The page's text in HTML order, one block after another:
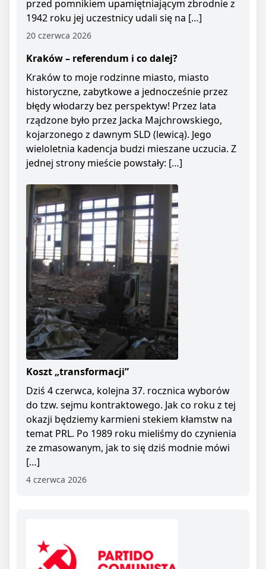
przed pomnikiem upamiętniającym zbrodnie z
1942 roku jej uczestnicy udali się na […]
20 czerwca 2026
Kraków – referendum i co dalej?
Kraków to moje rodzinne miasto, miasto
historyczne, zabytkowe a jednocześnie przez
błędy włodarzy bez perspektyw! Przez lata
rządzone było przez Jacka Majchrowskiego,
kojarzonego z dawnym SLD (lewicą). Jego
wieloletnia kadencja budzi mieszane uczucia. Z
jednej strony mieście powstały: […]
Koszt „transformacji”
Dziś 4 czerwca, kolejna 37. rocznica wyborów
do tzw. sejmu kontraktowego. Jak co roku z tej
okazji będziemy karmieni stekiem kłamstw na
temat PRL. Po 1989 roku mieliśmy do czynienia
ze zmasowanym, jak to się dziś modnie mówi
[…]
4 czerwca 2026